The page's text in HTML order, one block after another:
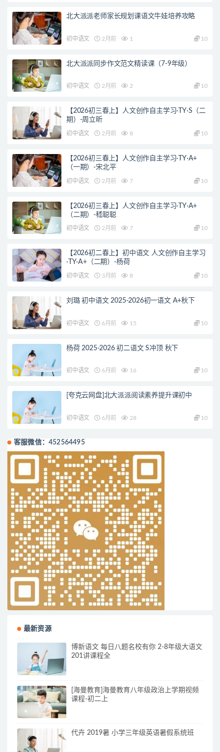
北大派派老师家长规划课语文牛娃培养攻略
初中语文 2月前 1 10
北大派派同步作文范文精读课（7-9年级）
初中语文 2月前 2 10
【2026初三春上】人文创作自主学习·TY·S（二
期）-周立昕
初中语文 2月前 8 10
【2026初三春上】人文创作自主学习·TY·A+
（一期）-宋北平
初中语文 2月前 7 10
【2026初三春上】人文创作自主学习·TY·A+
（二期）-嵇聪聪
初中语文 2月前 7 10
【2026初二春上】初中语文 人文创作自主学习
·TY·A+（二期）-杨荷
初中语文 3月前 8 10
刘璐 初中语文 2025-2026初一语文 A+秋下
初中语文 6月前 15 10
杨荷 2025-2026 初二语文 S冲顶 秋下
初中语文 6月前 16 10
[夸克云网盘]北大派派阅读素养提升课初中
初中语文 6月前 28 10
客服微信：452564495
最新资源
博新语文 每日八题名校有你 2-8年级大语文
201讲课程全
[海曼教育]海曼教育八年级政治上学期视频
课程-初二上
代卉 2019暑 小学三年级英语暑假系统班